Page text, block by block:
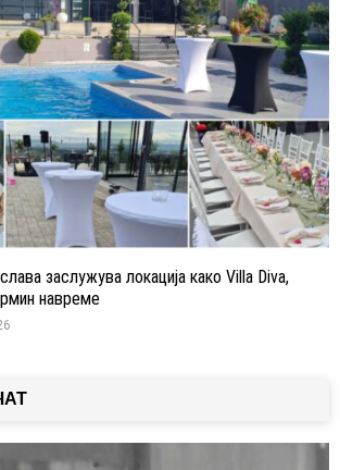
заслужува локација како Villa Diva,
навреме